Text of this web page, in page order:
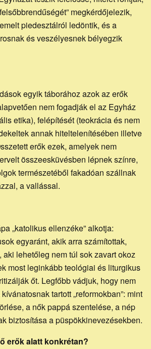
megkérdőjelezik,
piedesztálról ledöntik, és a
és veszélyesnek bélyegzik
egyik táborához azok az erők
nem fogadják el az Egyház
etika), felépítését (teokrácia és nem
annak hiteltelenítésében illetve
erők ezek, amelyek nem
összeesküvésben lépnek színre,
természetéből fakadóan szállnak
a vallással.
„katolikus ellenzéke” alkotja:
egyaránt, akik arra számítottak,
aki lehetőleg nem túl sok zavart okoz
most leginkább teológiai és liturgikus
őt. Legfőbb vádjuk, hogy nem
tartott „reformokban”: mint
a nők pappá szentelése, a nép
biztosítása a püspökkinevezésekben.
erők alatt konkrétan?